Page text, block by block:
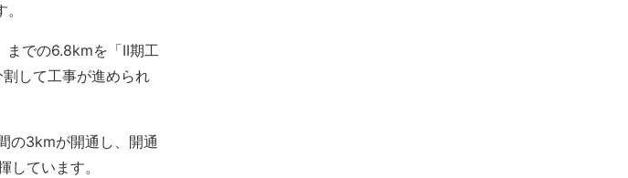
までの6.8kmを「II期工
して工事が進められ
の3kmが開通し、開通
ています。